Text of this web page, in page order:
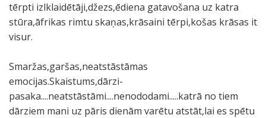
tērpti izlklaidētāji,džezs,ēdiena gatavošana uz katra
stūra,āfrikas rimtu skaņas,krāsaini tērpi,košas krāsas it
visur.
Smaržas,garšas,neatstāstāmas
emocijas.Skaistums,dārzi-
pasaka....neatstāstāmi....nenododami.....katrā no tiem
dārziem mani uz pāris dienām varētu atstāt,lai es spētu